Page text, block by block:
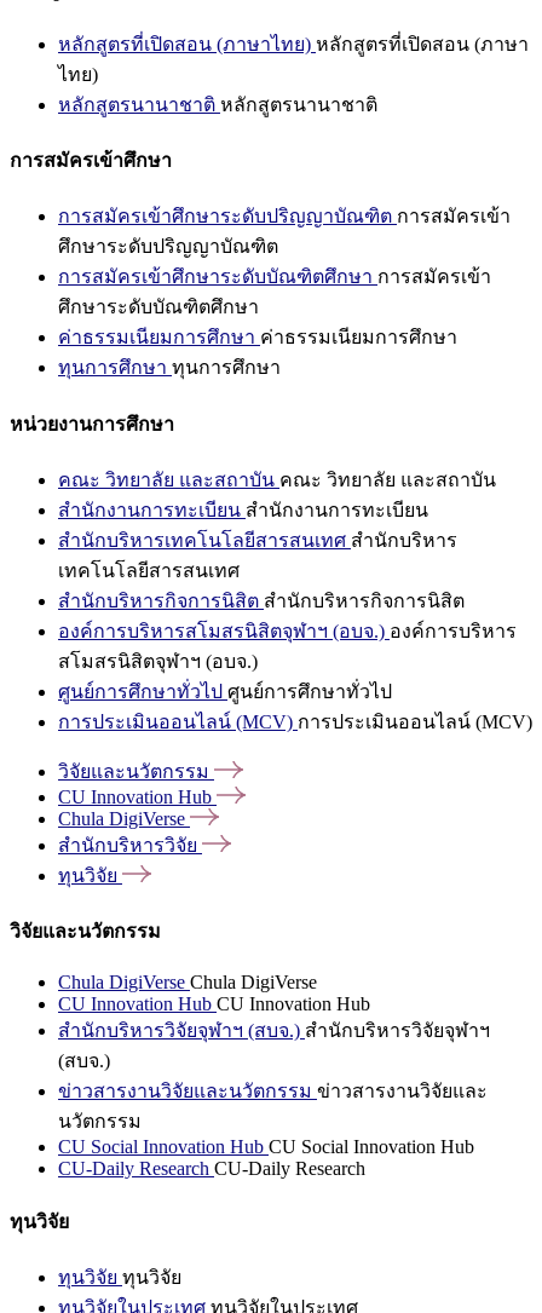
หลักสูตรที่เปิดสอน (ภาษาไทย) หลักสูตรที่เปิดสอน (ภาษา
ไทย)
หลักสูตรนานาชาติ หลักสูตรนานาชาติ
การสมัครเข้าศึกษา
การสมัครเข้าศึกษาระดับปริญญาบัณฑิต การสมัครเข้า
ศึกษาระดับปริญญาบัณฑิต
การสมัครเข้าศึกษาระดับบัณฑิตศึกษา การสมัครเข้า
ศึกษาระดับบัณฑิตศึกษา
ค่าธรรมเนียมการศึกษา ค่าธรรมเนียมการศึกษา
ทุนการศึกษา ทุนการศึกษา
หน่วยงานการศึกษา
คณะ วิทยาลัย และสถาบัน คณะ วิทยาลัย และสถาบัน
สำนักงานการทะเบียน สำนักงานการทะเบียน
สำนักบริหารเทคโนโลยีสารสนเทศ สำนักบริหาร
เทคโนโลยีสารสนเทศ
สำนักบริหารกิจการนิสิต สำนักบริหารกิจการนิสิต
องค์การบริหารสโมสรนิสิตจุฬาฯ (อบจ.) องค์การบริหาร
สโมสรนิสิตจุฬาฯ (อบจ.)
ศูนย์การศึกษาทั่วไป ศูนย์การศึกษาทั่วไป
การประเมินออนไลน์ (MCV) การประเมินออนไลน์ (MCV)
วิจัยและนวัตกรรม
CU Innovation Hub
Chula DigiVerse
สำนักบริหารวิจัย
ทุนวิจัย
วิจัยและนวัตกรรม
Chula DigiVerse Chula DigiVerse
CU Innovation Hub CU Innovation Hub
สำนักบริหารวิจัยจุฬาฯ (สบจ.) สำนักบริหารวิจัยจุฬาฯ
(สบจ.)
ข่าวสารงานวิจัยและนวัตกรรม ข่าวสารงานวิจัยและ
นวัตกรรม
CU Social Innovation Hub CU Social Innovation Hub
CU-Daily Research CU-Daily Research
ทุนวิจัย
ทุนวิจัย ทุนวิจัย
ทุนวิจัยในประเทศ ทุนวิจัยในประเทศ